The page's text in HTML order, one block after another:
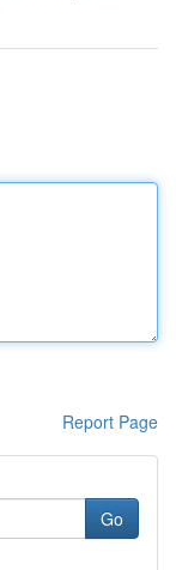
Report Page
Go